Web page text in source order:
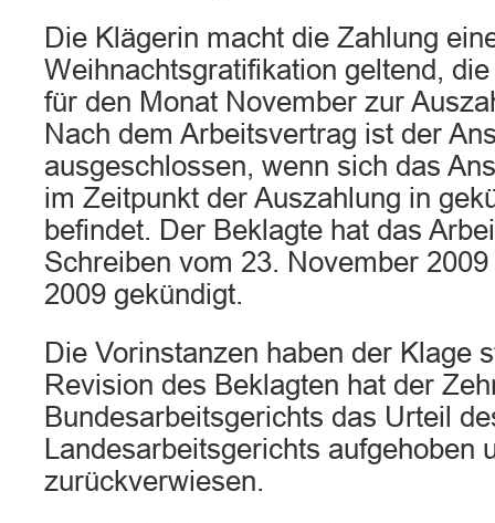
Die Klägerin macht die Zahlung
Weihnachtsgratifikation geltend,
für den Monat November zur
Nach dem Arbeitsvertrag ist der
ausgeschlossen, wenn sich das
im Zeitpunkt der Auszahlung in
befindet. Der Beklagte hat das
Schreiben vom 23. November
2009 gekündigt.
Die Vorinstanzen haben der Klage
Revision des Beklagten hat der
Bundesarbeitsgerichts das Urteil
Landesarbeitsgerichts aufgehoben
zurückverwiesen.